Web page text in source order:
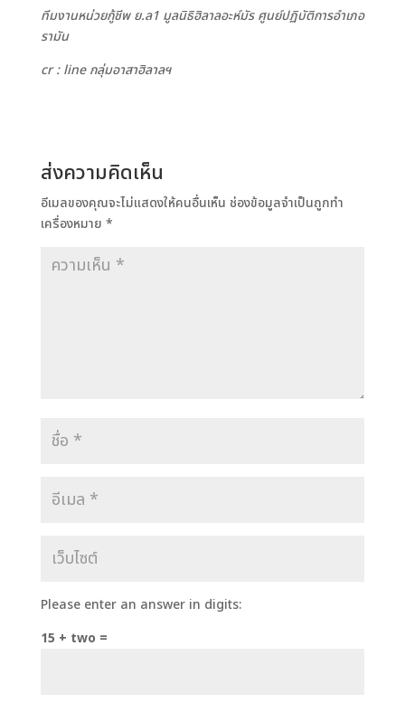
ทีมงานหน่วยกู้ชีพ ย.ล1 มูลนิธิฮิลาลอะห์มัร ศูนย์ปฏิบัติการอำเภอ
รามัน
cr : line กลุ่มอาสาฮิลาลฯ
ส่งความคิดเห็น
อีเมลของคุณจะไม่แสดงให้คนอื่นเห็น ช่องข้อมูลจำเป็นถูกทำ
เครื่องหมาย *
Please enter an answer in digits:
15 + two =